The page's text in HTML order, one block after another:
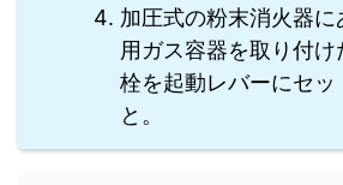
加圧式の粉末消火器
用ガス容器を取り付
栓を起動レバーにセッ
と。